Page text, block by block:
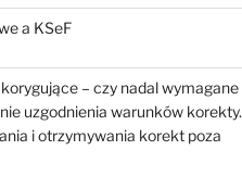
a KSeF
– czy nadal wymagane
uzgodnienia warunków korekty.
i otrzymywania korekt poza